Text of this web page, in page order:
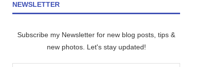
NEWSLETTER
Subscribe my Newsletter for new blog posts, tips &
new photos. Let's stay updated!